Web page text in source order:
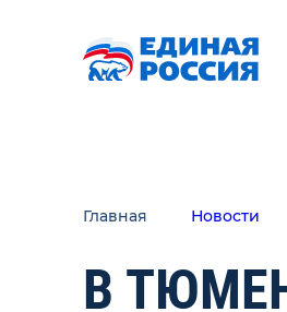
Главная Новости
В